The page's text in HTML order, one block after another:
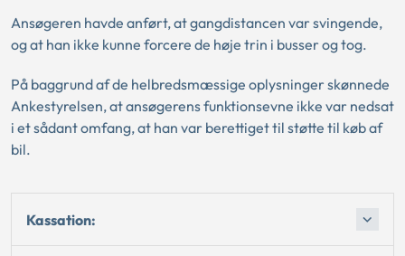
Ansøgeren havde anført, at gangdistancen var svingende,
og at han ikke kunne forcere de høje trin i busser og tog.
På baggrund af de helbredsmæssige oplysninger skønnede
Ankestyrelsen, at ansøgerens funktionsevne ikke var nedsat
i et sådant omfang, at han var berettiget til støtte til køb af
bil.
Kassation: